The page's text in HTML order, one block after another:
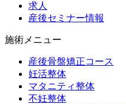
求人
産後セミナー情報
施術メニュー
産後骨盤矯正コース
妊活整体
マタニティ整体
不妊整体